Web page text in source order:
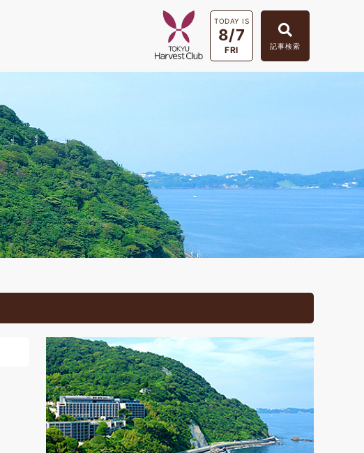
TODAY IS
8/7
FRI 記事検索